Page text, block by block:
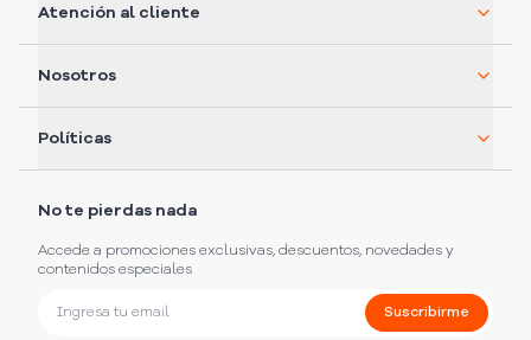
Atención al cliente
Nosotros
Políticas
No te pierdas nada
Accede a promociones exclusivas, descuentos, novedades y
contenidos especiales
Suscribirme